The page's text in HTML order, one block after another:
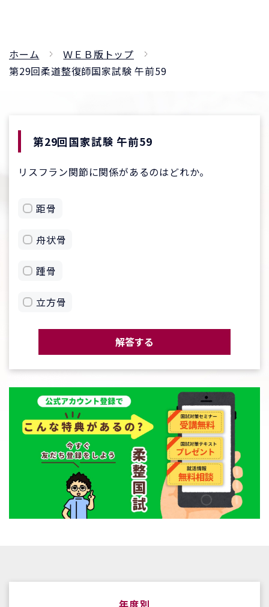
ホーム
ＷＥＢ版トップ
第29回柔道整復師国家試験 午前59
第29回国家試験 午前59
リスフラン関節に関係があるのはどれか。
距骨
舟状骨
踵骨
立方骨
解答する
年度別